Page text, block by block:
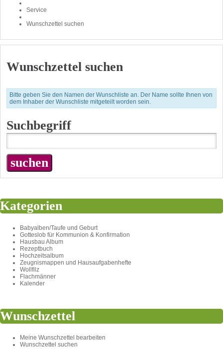
Service
Wunschzettel suchen
Wunschzettel suchen
Bitte geben Sie den Namen der Wunschliste an. Der Name sollte Ihnen von
dem Inhaber der Wunschliste mitgeteilt worden sein.
Suchbegriff
Kategorien
Babyalben/Taufe und Geburt
Gotteslob für Kommunion & Konfirmation
Hausbau Album
Rezeptbuch
Hochzeitsalbum
Zeugnismappen und Hausaufgabenhefte
Wollfilz
Flachmänner
Kalender
Wunschzettel
Meine Wunschzettel bearbeiten
Wunschzettel suchen